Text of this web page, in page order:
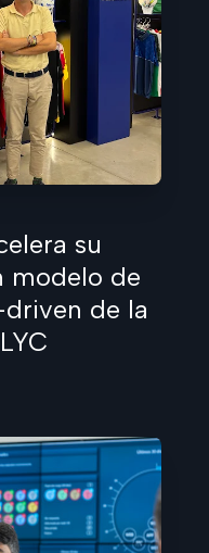
su
modelo de
de la